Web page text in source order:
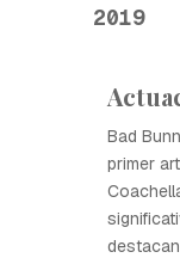
2019
Bad
primer